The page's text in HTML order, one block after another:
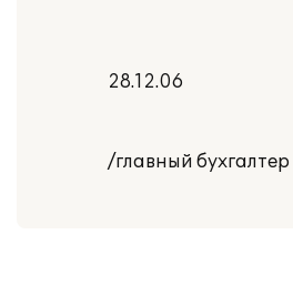
28.12.06
/главный